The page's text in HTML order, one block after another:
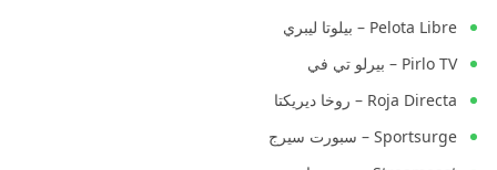
Pelota Libre – بيلوتا ليبري
Pirlo TV – بيرلو تي في
Roja Directa – روخا ديريكتا
Sportsurge – سبورت سيرج